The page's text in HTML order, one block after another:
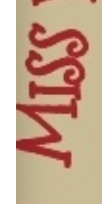
U Lilly
drogerijama
do 31. jula